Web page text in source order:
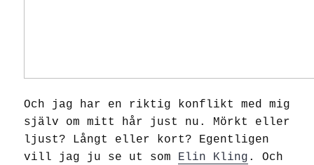
Och jag har en riktig konflikt med mig
själv om mitt hår just nu. Mörkt eller
ljust? Långt eller kort? Egentligen
vill jag ju se ut som Elin Kling . Och